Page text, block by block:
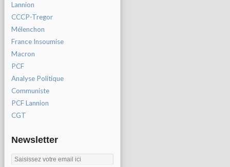
Lannion
CCCP-Tregor
Mélenchon
France Insoumise
Macron
PCF
Analyse Politique
Communiste
PCF Lannion
CGT
Newsletter